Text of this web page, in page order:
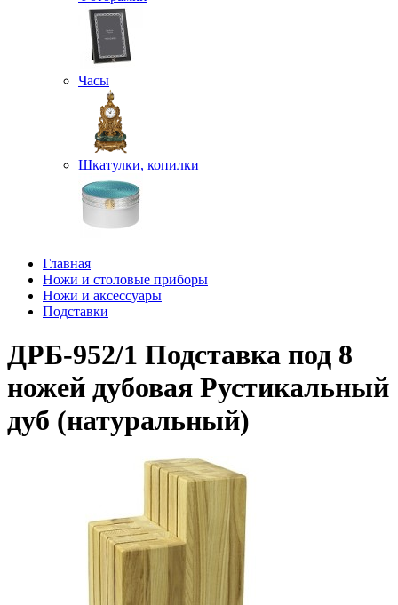
Часы
Шкатулки, копилки
Главная
Ножи и столовые приборы
Ножи и аксессуары
Подставки
ДРБ-952/1 Подставка под 8
ножей дубовая Рустикальный
дуб (натуральный)